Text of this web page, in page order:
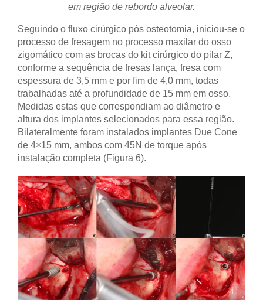
em região de rebordo alveolar.
Seguindo o fluxo cirúrgico pós osteotomia, iniciou-se o
processo de fresagem no processo maxilar do osso
zigomático com as brocas do kit cirúrgico do pilar Z,
conforme a sequência de fresas lança, fresa com
espessura de 3,5 mm e por fim de 4,0 mm, todas
trabalhadas até a profundidade de 15 mm em osso.
Medidas estas que correspondiam ao diâmetro e
altura dos implantes selecionados para essa região.
Bilateralmente foram instalados implantes Due Cone
de 4×15 mm, ambos com 45N de torque após
instalação completa (Figura 6).